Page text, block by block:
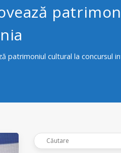
patrimoniul cultural la concursul